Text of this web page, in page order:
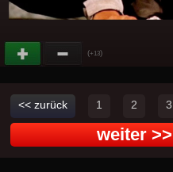
(+13)
<< zurück 1 2 3
weiter >>